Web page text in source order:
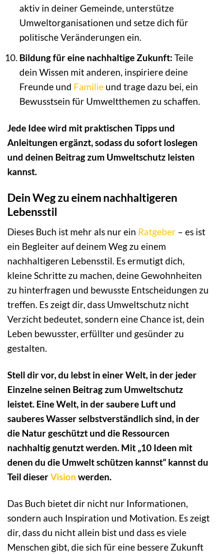
aktiv in deiner Gemeinde, unterstütze
Umweltorganisationen und setze dich für
politische Veränderungen ein.
Bildung für eine nachhaltige Zukunft: Teile
dein Wissen mit anderen, inspiriere deine
Freunde und Familieund trage dazu bei, ein
Bewusstsein für Umweltthemen zu schaffen.
Jede Idee wird mit praktischen Tipps und
Anleitungen ergänzt, sodass du sofort loslegen
und deinen Beitrag zum Umweltschutz leisten
kannst.
Dein Weg zu einem nachhaltigeren
Lebensstil
Dieses Buch ist mehr als nur ein Ratgeber – es ist
ein Begleiter auf deinem Weg zu einem
nachhaltigeren Lebensstil. Es ermutigt dich,
kleine Schritte zu machen, deine Gewohnheiten
zu hinterfragen und bewusste Entscheidungen zu
treffen. Es zeigt dir, dass Umweltschutz nicht
Verzicht bedeutet, sondern eine Chance ist, dein
Leben bewusster, erfüllter und gesünder zu
gestalten.
Stell dir vor, du lebst in einer Welt, in der jeder
Einzelne seinen Beitrag zum Umweltschutz
leistet. Eine Welt, in der saubere Luft und
sauberes Wasser selbstverständlich sind, in der
die Natur geschützt und die Ressourcen
nachhaltig genutzt werden. Mit „10 Ideen mit
denen du die Umwelt schützen kannst“ kannst du
Teil dieserVision werden.
Das Buch bietet dir nicht nur Informationen,
sondern auch Inspiration und Motivation. Es zeigt
dir, dass du nicht allein bist und dass es viele
Menschen gibt, die sich für eine bessere Zukunft